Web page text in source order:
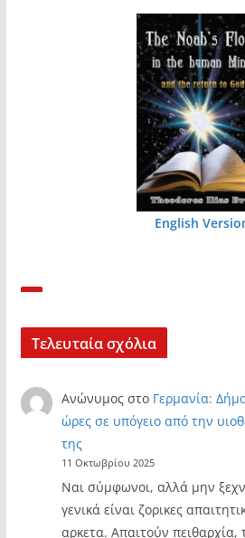
English
Τελευταία σχόλια
Ανώνυμος στο Γερμανία:
ώρες σε υπόγειο από την
της
11 Οκτωβρίου 2025
Ναι σύμφωνοι, αλλά μην
γενικά είναι ζορικες
αρκετα. Απαιτούν πειθαρχία,